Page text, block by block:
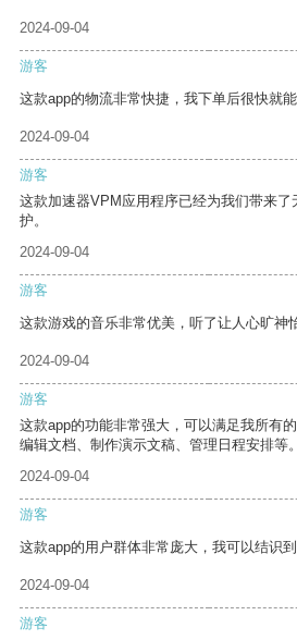
2024-09-04
游客
这款app的物流非常快捷，我下单后很快就能
2024-09-04
游客
这款加速器VPM应用程序已经为我们带来
护。
2024-09-04
游客
这款游戏的音乐非常优美，听了让人心旷神
2024-09-04
游客
这款app的功能非常强大，可以满足我所有
编辑文档、制作演示文稿、管理日程安排等。
2024-09-04
游客
这款app的用户群体非常庞大，我可以结识
2024-09-04
游客